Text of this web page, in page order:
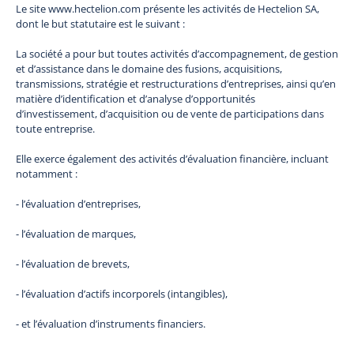
Le site www.hectelion.com présente les activités de Hectelion SA,
dont le but statutaire est le suivant :
La société a pour but toutes activités d’accompagnement, de gestion
et d’assistance dans le domaine des fusions, acquisitions,
transmissions, stratégie et restructurations d’entreprises, ainsi qu’en
matière d’identification et d’analyse d’opportunités
d’investissement, d’acquisition ou de vente de participations dans
toute entreprise.
Elle exerce également des activités d’évaluation financière, incluant
notamment :
- l’évaluation d’entreprises,
- l’évaluation de marques,
- l’évaluation de brevets,
- l’évaluation d’actifs incorporels (intangibles),
- et l’évaluation d’instruments financiers.